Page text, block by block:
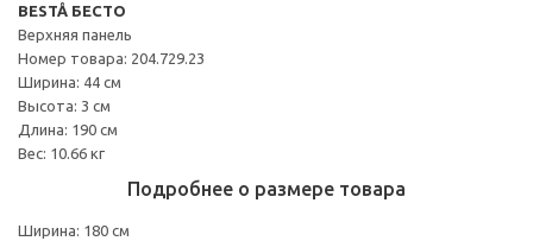
BESTÅ БЕСТО
Верхняя панель
Номер товара: 204.729.23
Ширина: 44 см
Высота: 3 см
Длина: 190 см
Вес: 10.66 кг
Подробнее о размере товара
Ширина: 180 см